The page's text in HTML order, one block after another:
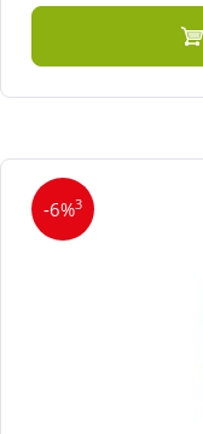
-6%3